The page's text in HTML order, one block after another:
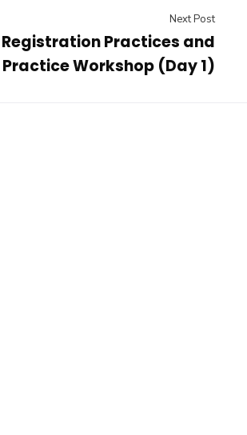
Next Post
Practices and
Workshop (Day 1)